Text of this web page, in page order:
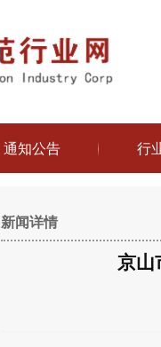
通知公告 行
新闻详情
京山